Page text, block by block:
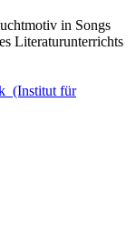
in Songs
Literaturunterrichts
(Institut für